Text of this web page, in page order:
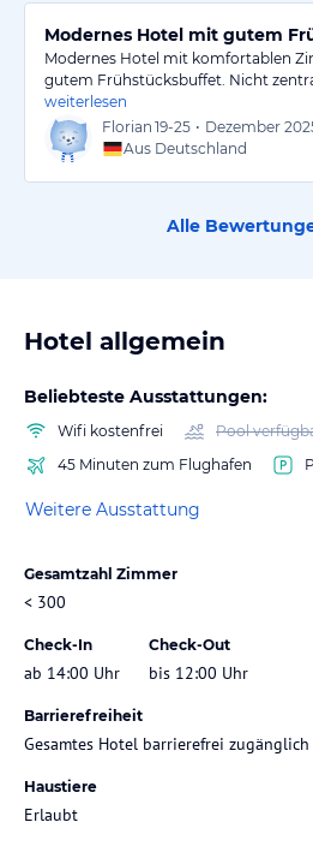
Modernes Hotel mit gutem
Modernes Hotel mit komfortablen
gutem Frühstücksbuffet. Nicht
weiterlesen
Florian 19-25 • Dezember
Aus Deutschland
Alle
Hotel allgemein
Beliebteste Ausstattungen:
Wifi kostenfrei
Pool
45 Minuten zum Flughafen
Weitere Ausstattung
Gesamtzahl Zimmer
< 300
Check-In
ab 14:00 Uhr
Check-Out
bis 12:00 Uhr
Barrierefreiheit
Gesamtes Hotel barrierefrei zugänglich
Haustiere
Erlaubt